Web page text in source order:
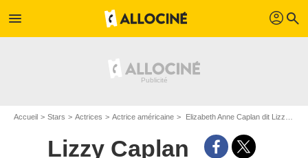
menu profil search
Accueil Stars Actrices Actrice américaine Elizabeth Anne Caplan dit Lizzy Caplan
Lizzy Caplan